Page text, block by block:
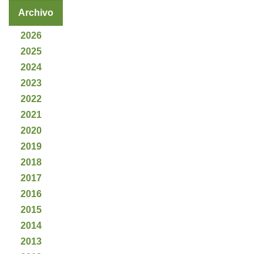
Archivo
2026
2025
2024
2023
2022
2021
2020
2019
2018
2017
2016
2015
2014
2013